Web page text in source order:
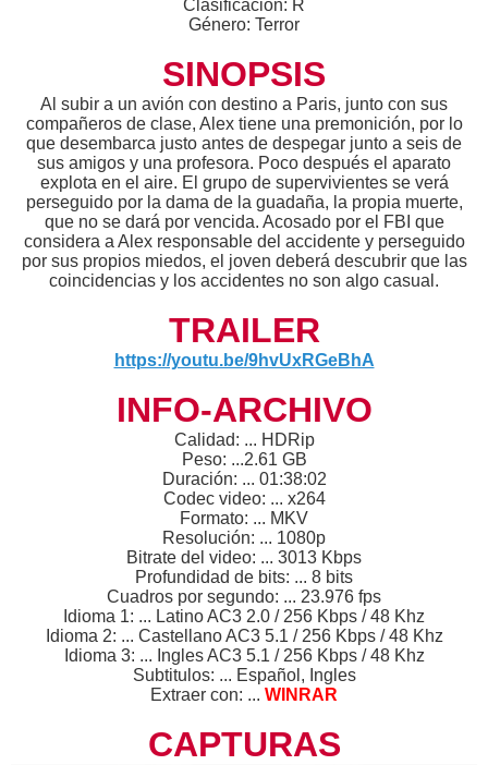
Clasificación: R
Género: Terror
SINOPSIS
Al subir a un avión con destino a Paris, junto con sus
compañeros de clase, Alex tiene una premonición, por lo
que desembarca justo antes de despegar junto a seis de
sus amigos y una profesora. Poco después el aparato
explota en el aire. El grupo de supervivientes se verá
perseguido por la dama de la guadaña, la propia muerte,
que no se dará por vencida. Acosado por el FBI que
considera a Alex responsable del accidente y perseguido
por sus propios miedos, el joven deberá descubrir que las
coincidencias y los accidentes no son algo casual.
TRAILER
https://youtu.be/9hvUxRGeBhA
INFO-ARCHIVO
Calidad: ... HDRip
Peso: ...2.61 GB
Duración: ... 01:38:02
Codec video: ... x264
Formato: ... MKV
Resolución: ... 1080p
Bitrate del video: ... 3013 Kbps
Profundidad de bits: ... 8 bits
Cuadros por segundo: ... 23.976 fps
Idioma 1: ... Latino AC3 2.0 / 256 Kbps / 48 Khz
Idioma 2: ... Castellano AC3 5.1 / 256 Kbps / 48 Khz
Idioma 3: ... Ingles AC3 5.1 / 256 Kbps / 48 Khz
Subtitulos: ... Español, Ingles
Extraer con: ... WINRAR
CAPTURAS